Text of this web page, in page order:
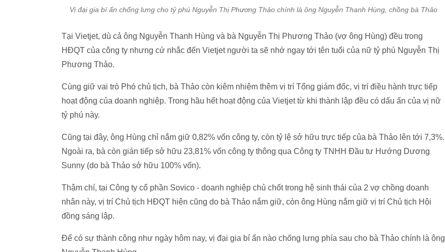
Vị đại gia bí ẩn chống lưng cho tỷ phú Nguyễn Thị Phương Thảo chính là ông Nguyễn Thanh Hùng, chồng bà Thảo
Tại Vietjet, dù cả ông Nguyễn Thanh Hùng và bà Nguyễn Thị Phương Thảo (vợ ông Hùng) đều trong
HĐQT của công ty nhưng cứ nhắc đến Vietjet người ta sẽ nhớ ngay tới tên tuổi của nữ tỷ phú Nguyễn Thị
Phương Thảo.
Cùng giữ vai trò Phó chủ tịch, bà Thảo còn kiêm nhiệm thêm vị trí Tổng giám đốc, vị trí điều hành trực tiếp
hoạt động của doanh nghiệp. Trong hầu hết hoạt động của Vietjet từ khi thành lập đều có dấu ấn của vị nữ
tỷ phú này.
Cũng tại đây, ông Hùng chỉ nắm giữ 0,82% vốn công ty, còn tỷ lệ sở hữu trực tiếp của bà Thảo lên tới 7,3%.
Ngoài ra, bà còn gián tiếp sở hữu 23,81% vốn công ty thông qua Công ty TNHH Đầu tư Hướng Dương
Sunny (do bà Thảo sở hữu 100% vốn).
Thậm chí, tại Công ty cổ phần Sovico - doanh nghiệp chủ chốt trong hệ sinh thái của 2 vợ chồng doanh
nhân này, vị trí Chủ tịch HĐQT hiện cũng do bà Thảo nắm giữ, còn ông Hùng nắm giữ vị trí Chủ tịch Hội
đồng sáng lập.
Để có sự thành công như ngày hôm nay, vị đại gia bí ẩn nào chống lưng phía sau cho bà Thảo chính là ông